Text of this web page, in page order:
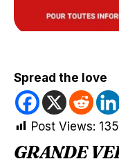
Spread the love
Post Views: 135
GRANDE